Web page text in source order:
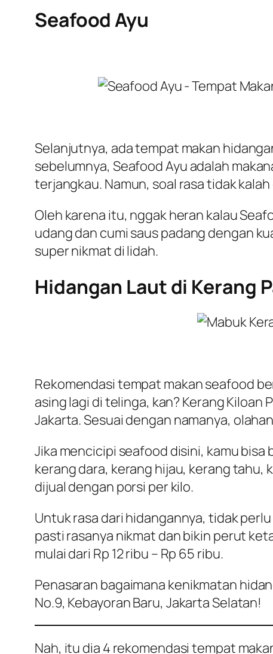
Seafood Ayu
Selanjutnya, ada tempat makan
sebelumnya, Seafood Ayu adalah
terjangkau. Namun, soal rasa tidak
Oleh karena itu, nggak heran kalau
udang dan cumi saus padang dengan
super nikmat di lidah.
Hidangan Laut di Kerang
Rekomendasi tempat makan seafood
asing lagi di telinga, kan? Kerang
Jakarta. Sesuai dengan namanya,
Jika mencicipi seafood disini, kamu bisa
kerang dara, kerang hijau, kerang
dijual dengan porsi per kilo.
Untuk rasa dari hidangannya, tidak
pasti rasanya nikmat dan bikin perut
mulai dari Rp 12 ribu – Rp 65 ribu.
Penasaran bagaimana kenikmatan
No.9, Kebayoran Baru, Jakarta Selatan!
Nah, itu dia 4 rekomendasi tempat